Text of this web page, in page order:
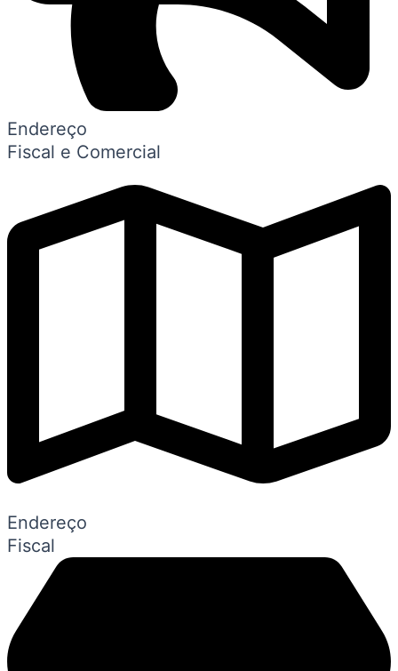
Endereço
Fiscal e Comercial
Endereço
Fiscal